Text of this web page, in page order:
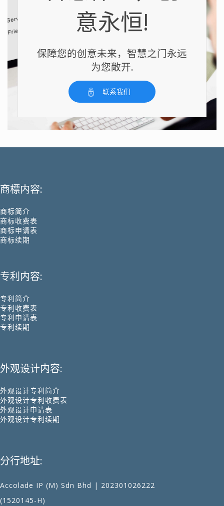
意永恒!
保障您的创意未来，智慧之门永远
为您敞开.
联系我们
商標内容:
商标简介
商标收费表
商标申请表
商标续期
专利内容:
专利简介
专利收费表
专利申请表
专利续期
外观设计内容:
外观设计专利简介
外观设计专利收费表
外观设计申请表
外观设计专利续期
分行地址:
Accolade IP (M) Sdn Bhd | 202301026222
(1520145-H)